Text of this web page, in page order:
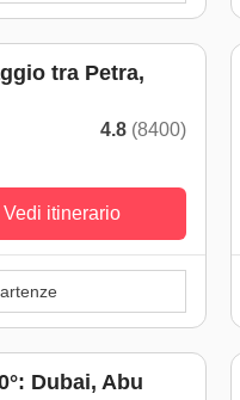
tra Petra,
4.8 (8400)
Vedi itinerario
Dubai, Abu